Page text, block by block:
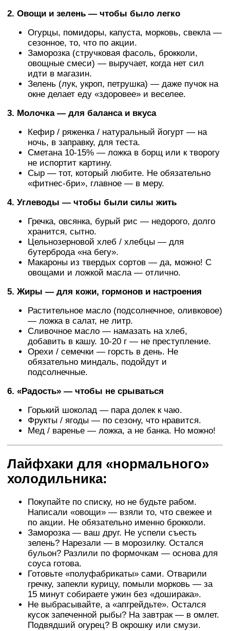
2. Овощи и зелень — чтобы было легко
Огурцы, помидоры, капуста, морковь, свекла —
сезонное, то, что по акции.
Заморозка (стручковая фасоль, брокколи,
овощные смеси) — выручает, когда нет сил
идти в магазин.
Зелень (лук, укроп, петрушка) — даже пучок на
окне делает еду «здоровее» и веселее.
3. Молочка — для баланса и вкуса
Кефир / ряженка / натуральный йогурт — на
ночь, в заправку, для теста.
Сметана 10-15% — ложка в борщ или к творогу
не испортит картину.
Сыр — тот, который любите. Не обязательно
«фитнес-бри», главное — в меру.
4. Углеводы — чтобы были силы жить
Гречка, овсянка, бурый рис — недорого, долго
хранится, сытно.
Цельнозерновой хлеб / хлебцы — для
бутерброда «на бегу».
Макароны из твердых сортов — да, можно! С
овощами и ложкой масла — отлично.
5. Жиры — для кожи, гормонов и настроения
Растительное масло (подсолнечное, оливковое)
— ложка в салат, не литр.
Сливочное масло — намазать на хлеб,
добавить в кашу. 10-20 г — не преступление.
Орехи / семечки — горсть в день. Не
обязательно миндаль, подойдут и
подсолнечные.
6. «Радость» — чтобы не срываться
Горький шоколад — пара долек к чаю.
Фрукты / ягоды — по сезону, что нравится.
Мед / варенье — ложка, а не банка. Но можно!
Лайфхаки для «нормального»
холодильника:
Покупайте по списку, но не будьте рабом.
Написали «овощи» — взяли то, что свежее и
по акции. Не обязательно именно брокколи.
Заморозка — ваш друг. Не успели съесть
зелень? Нарезали — в морозилку. Остался
бульон? Разлили по формочкам — основа для
соуса готова.
Готовьте «полуфабрикаты» сами. Отварили
гречку, запекли курицу, помыли морковь — за
15 минут собираете ужин без «доширака».
Не выбрасывайте, а «апгрейдьте». Остался
кусок запеченной рыбы? На завтрак — в омлет.
Подвядший огурец? В окрошку или смузи.